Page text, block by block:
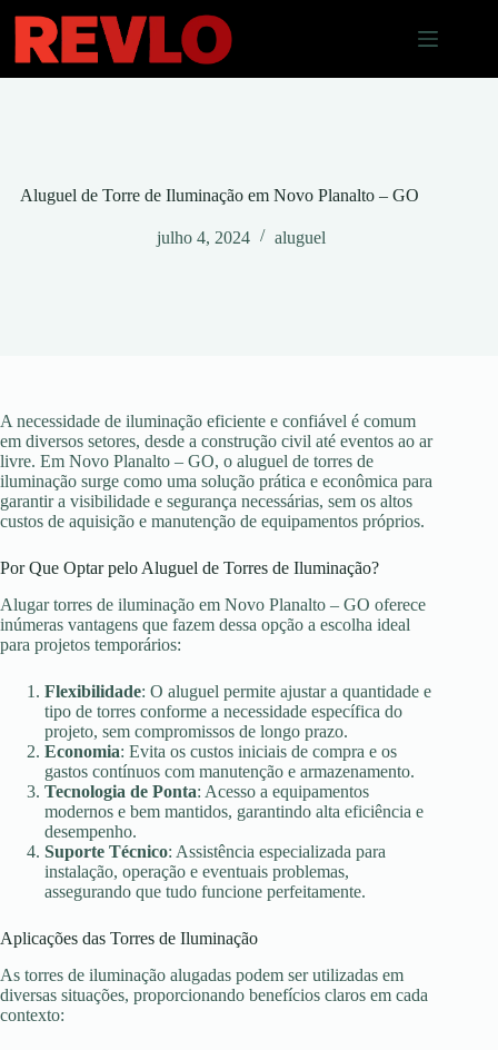
para
conteúdo
Aluguel de Torre de Iluminação em Novo Planalto – GO
julho 4, 2024 aluguel
A necessidade de iluminação eficiente e confiável é comum
em diversos setores, desde a construção civil até eventos ao ar
livre. Em Novo Planalto – GO, o aluguel de torres de
iluminação surge como uma solução prática e econômica para
garantir a visibilidade e segurança necessárias, sem os altos
custos de aquisição e manutenção de equipamentos próprios.
Por Que Optar pelo Aluguel de Torres de Iluminação?
Alugar torres de iluminação em Novo Planalto – GO oferece
inúmeras vantagens que fazem dessa opção a escolha ideal
para projetos temporários:
Flexibilidade: O aluguel permite ajustar a quantidade e
tipo de torres conforme a necessidade específica do
projeto, sem compromissos de longo prazo.
Economia: Evita os custos iniciais de compra e os
gastos contínuos com manutenção e armazenamento.
Tecnologia de Ponta: Acesso a equipamentos
modernos e bem mantidos, garantindo alta eficiência e
desempenho.
Suporte Técnico: Assistência especializada para
instalação, operação e eventuais problemas,
assegurando que tudo funcione perfeitamente.
Aplicações das Torres de Iluminação
As torres de iluminação alugadas podem ser utilizadas em
diversas situações, proporcionando benefícios claros em cada
contexto: